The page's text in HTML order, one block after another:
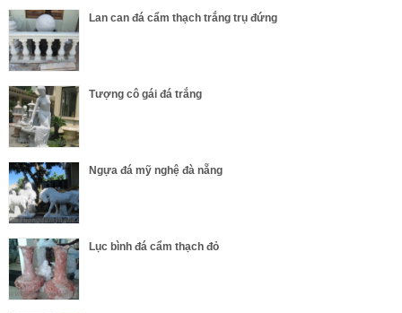
Lan can đá cẩm thạch trắng trụ đứng
Tượng cô gái đá trắng
Ngựa đá mỹ nghệ đà nẵng
Lục bình đá cẩm thạch đỏ